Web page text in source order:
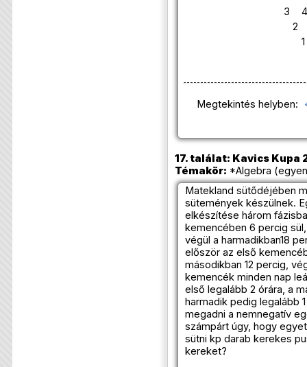
3
4
2
1
Megtekintés helyben:
17. találat: Kavics Kupa
Témakör: *Algebra
Matekland sütődéjében
sütemények készülnek.
elkészítése három
kemencében 6 percig
végül a harmadikban18
először az első
másodikban 12 percig,
kemencék minden nap
első legalább 2 órára, a
harmadik pedig legalább
megadni a nemnegatív
számpárt úgy, hogy
sütni kp darab kerekes
kereket?